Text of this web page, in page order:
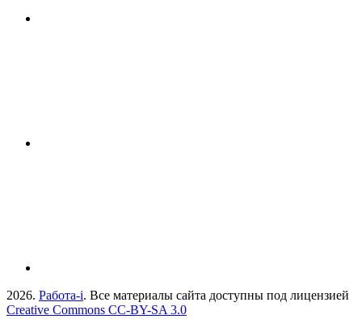
2026. Работа-i. Все материалы сайта доступны под лицензией
Creative Commons СС-BY-SA 3.0